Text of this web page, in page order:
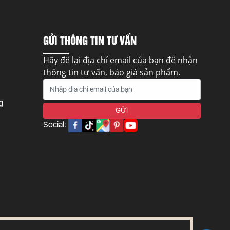
GỬI THÔNG TIN TƯ VẤN
Hãy để lại địa chỉ email của bạn để nhận
thông tin tư vấn, báo giá sản phẩm.
Social: